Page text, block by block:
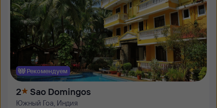
Рекомендуем
2 Sao Domingos
Южный Гоа, Индия